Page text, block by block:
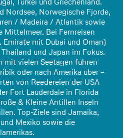
Nordsee, Norwegische Fjorde,
/ Madeira / Atlantik sowie
Bei Fernreisen
Emirate mit Dubai und Oman)
und Japan im Fokus.
mit vielen Seetagen führen
oder nach Amerika über –
von Reedereien der USA
Fort Lauderdale in Florida
& Kleine Antillen Inseln
Top-Ziele sind Jamaika,
Mexiko sowie die